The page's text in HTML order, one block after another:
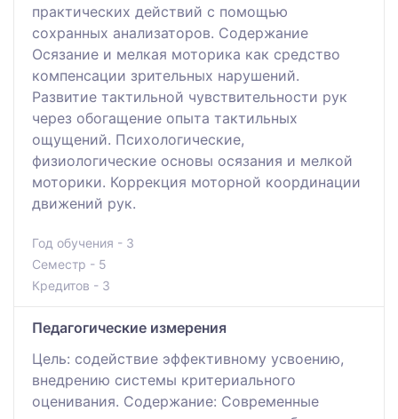
практических действий с помощью
сохранных анализаторов. Содержание
Осязание и мелкая моторика как средство
компенсации зрительных нарушений.
Развитие тактильной чувствительности рук
через обогащение опыта тактильных
ощущений. Психологические,
физиологические основы осязания и мелкой
моторики. Коррекция моторной координации
движений рук.
Год обучения - 3
Семестр - 5
Кредитов - 3
Педагогические измерения
Цель: содействие эффективному усвоению,
внедрению системы критериального
оценивания. Содержание: Современные